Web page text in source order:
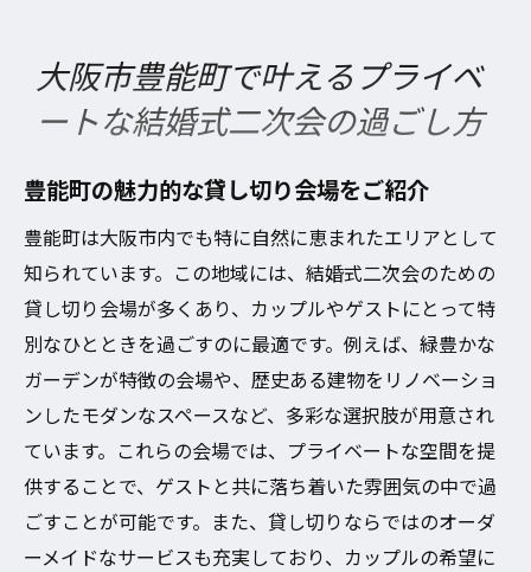
大阪市豊能町で叶えるプライベ
ートな結婚式二次会の過ごし方
豊能町の魅力的な貸し切り会場をご紹介
豊能町は大阪市内でも特に自然に恵まれたエリアとして
知られています。この地域には、結婚式二次会のための
貸し切り会場が多くあり、カップルやゲストにとって特
別なひとときを過ごすのに最適です。例えば、緑豊かな
ガーデンが特徴の会場や、歴史ある建物をリノベーショ
ンしたモダンなスペースなど、多彩な選択肢が用意され
ています。これらの会場では、プライベートな空間を提
供することで、ゲストと共に落ち着いた雰囲気の中で過
ごすことが可能です。また、貸し切りならではのオーダ
ーメイドなサービスも充実しており、カップルの希望に